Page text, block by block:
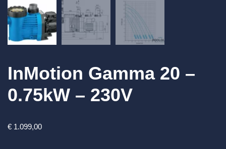
InMotion Gamma 20 –
0.75kW – 230V
€ 1.099,00